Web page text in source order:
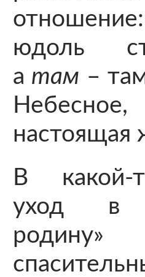
юдоль
а там –
настоящая
В какой-
уход в